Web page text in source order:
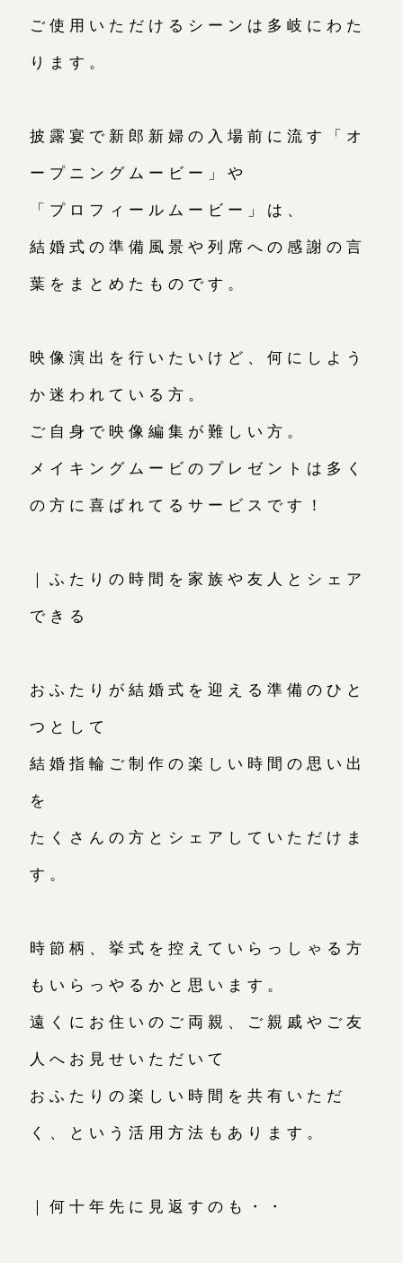
ご使用いただけるシーンは多岐にわた
ります。
披露宴で新郎新婦の入場前に流す
「オ
ープニングムービー」や
「プロフィールムービー」は、
結婚式の準備風景や列席への感謝の言
葉をまとめたもの です。
映像演出を行いたいけど、何にしよう
か迷われている方。
ご自身で映像編集が難しい方。
メイキングムービのプレゼントは多く
の方に喜ばれてるサービスです！
｜ふたりの時間を家族や友人とシェア
できる
おふたりが結婚式を迎える準備のひと
つとして
結婚指輪ご制作の楽しい時間の思い出
を
たくさんの方とシェアしていただけま
す。
時節柄、挙式を控えていらっしゃる方
もいらっやるかと思います。
遠くにお住いのご両親、ご親戚やご友
人へお見せいただいて
おふたりの楽しい時間を共有いただ
く、という活用方法もあります。
｜何十年先に見返すのも・・